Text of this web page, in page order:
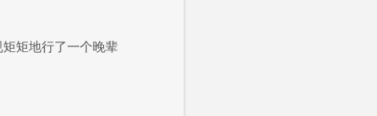
矩地行了一个晚辈